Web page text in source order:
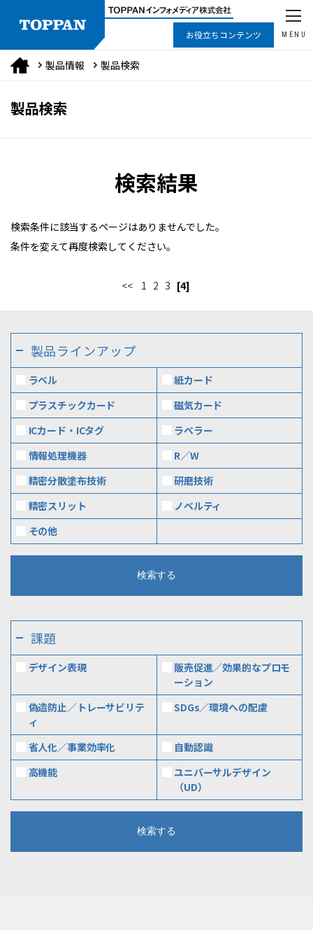
お役立ちコンテンツ MENU
製品情報 製品検索
製品検索
検索結果
検索条件に該当するページはありませんでした。
条件を変えて再度検索してください。
<< 1 2 3 [4]
製品ラインアップ
ラベル
紙カード
プラスチックカード
磁気カード
ICカード・ICタグ
ラベラー
情報処理機器
R／W
精密分散塗布技術
研磨技術
精密スリット
ノベルティ
その他
課題
デザイン表現
販売促進／効果的なプロモ
ーション
偽造防止／トレーサビリテ
ィ
SDGs／環境への配慮
省人化／事業効率化
自動認識
高機能
ユニバーサルデザイン
（UD）